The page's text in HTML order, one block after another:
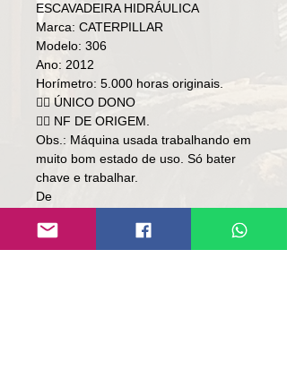
ESCAVADEIRA HIDRÁULICA
Marca: CATERPILLAR
Modelo: 306
Ano: 2012
Horímetro: 5.000 horas originais.
👉🏻 ÚNICO DONO
👉🏻 NF DE ORIGEM.
Obs.: Máquina usada trabalhando em
muito bom estado de uso. Só bater
chave e trabalhar.
De
Por
Preço: R$ 179,000